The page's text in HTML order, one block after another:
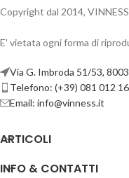
Copyright dal 2014,
E' vietata ogni forma di
Via G. Imbroda 51/53,
Telefono: (+39) 081 012
Email: info@vinness.it
ARTICOLI
INFO & CONTATTI